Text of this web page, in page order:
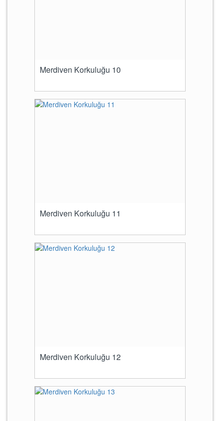
Merdiven Korkuluğu 10
Merdiven Korkuluğu 11
Merdiven Korkuluğu 12